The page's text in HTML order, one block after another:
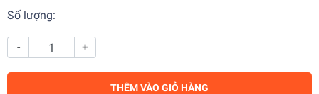
Số lượng:
- +
THÊM VÀO GIỎ HÀNG